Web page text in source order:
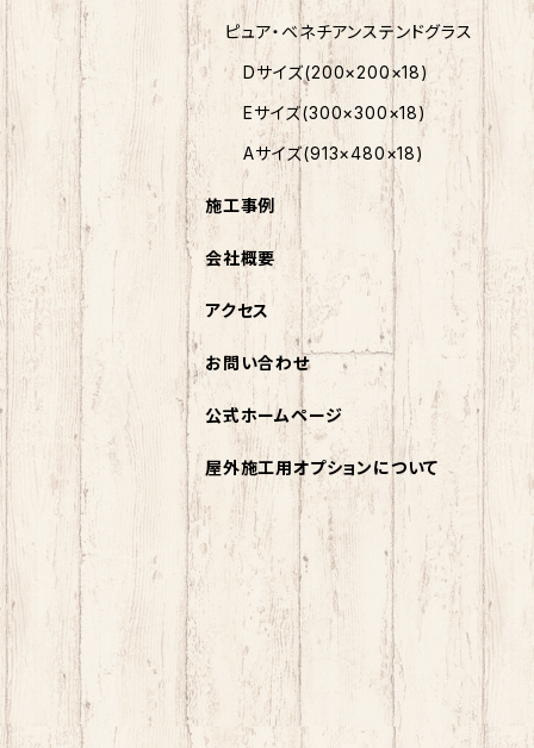
ピュア・ベネチアンステンドグラス
Dサイズ(200×200×18)
Eサイズ(300×300×18)
Aサイズ(913×480×18)
施工事例
会社概要
アクセス
お問い合わせ
公式ホームページ
屋外施工用オプションについて